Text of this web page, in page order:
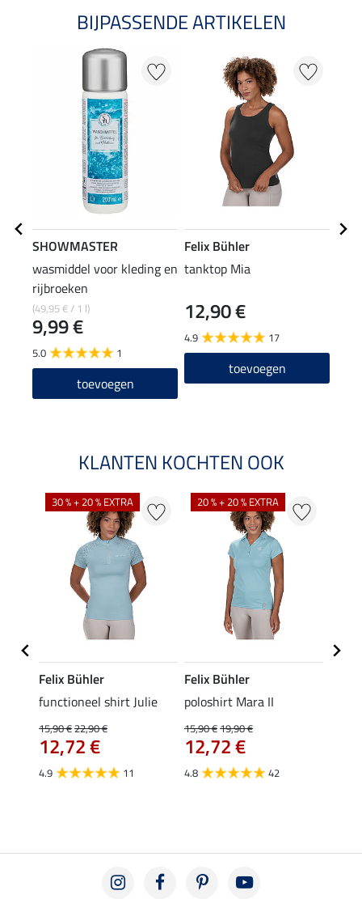
BIJPASSENDE ARTIKELEN
SHOWMASTER
wasmiddel voor kleding en
rijbroeken
(49,95 € / 1 l)
9,99 €
5.0 1
toevoegen
Felix Bühler
tanktop Mia
12,90 €
4.9 17
toevoegen
KLANTEN KOCHTEN OOK
30 % + 20 % EXTRA
Felix Bühler
functioneel shirt Julie
15,90 €22,90 €
12,72 €
4.9 11
20 % + 20 % EXTRA
Felix Bühler
poloshirt Mara II
15,90 €19,90 €
12,72 €
4.8 42